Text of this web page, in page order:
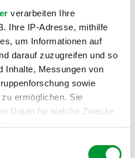
verarbeiten Ihre
Ihre IP-Adresse, mithilfe
um Informationen auf
darauf zuzugreifen und so
Inhalte, Messungen von
sowie
ermöglichen. Sie
Daten für welche Zwecke
nutzt die Kläranlage
selbst, rund 300.000
Netz. Die jährliche
Anlage liegt bei etwa 500
pro Jahr einen
Kilowattstunden, größter
für die
wo
Klärprozesses